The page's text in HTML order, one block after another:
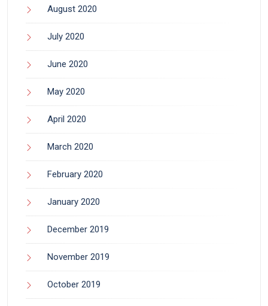
August 2020
July 2020
June 2020
May 2020
April 2020
March 2020
February 2020
January 2020
December 2019
November 2019
October 2019